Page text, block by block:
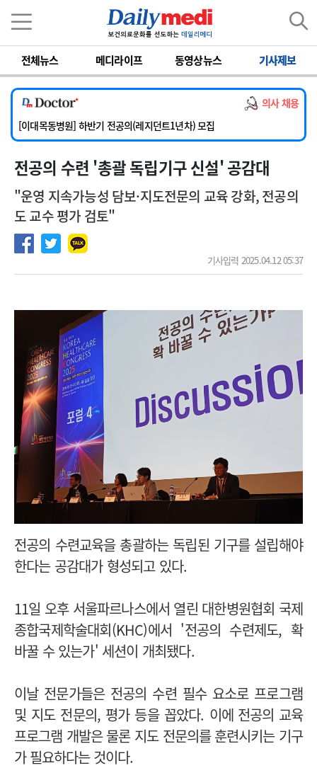
전체뉴스 메디라이프 동영상뉴스 기사제보
의사 채용
[서울아산병원] 2026년 하반기 인턴 모집
[영남대학교의료원] 마취통증의학과 임기제 임상의사 채용
[충남대학교병원] 소아청소년과(소아응급전담) 계약직 의사 공개채용
[동부병원] 계약직(응급의학과 전문의) 직원모집
[이대목동병원] 하반기 전공의(레지던트1년차) 모집
[서울아산병원] 2026년 하반기 인턴 모집
[영남대학교의료원] 마취통증의학과 임기제 임상의사 채용
전공의 수련 '총괄 독립기구 신설' 공감대
"운영 지속가능성 담보·지도전문의 교육 강화, 전공의
도 교수 평가 검토"
기사입력 2025.04.12 05:37
전공의 수련교육을 총괄하는 독립된 기구를 설립해야
한다는 공감대가 형성되고 있다.
11일 오후 서울파르나스에서 열린 대한병원협회 국제
종합국제학술대회(KHC)에서 '전공의 수련제도, 확
바꿀 수 있는가' 세션이 개최됐다.
이날 전문가들은 전공의 수련 필수 요소로 프로그램
및 지도 전문의, 평가 등을 꼽았다. 이에 전공의 교육
프로그램 개발은 물론 지도 전문의를 훈련시키는 기구
가 필요하다는 것이다.